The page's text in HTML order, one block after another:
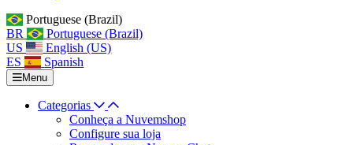
Portuguese (Brazil)
BR
Portuguese (Brazil)
US
English (US)
ES
Spanish
Menu
Categorias
Conheça a Nuvemshop
Configure sua loja